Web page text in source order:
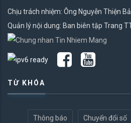
Chịu trách nhiệm: Ông Nguyễn Thiện
Quản lý nội dung: Ban biên tập Trang
TỪ KHÓA
Thông báo Chuyển đổi số